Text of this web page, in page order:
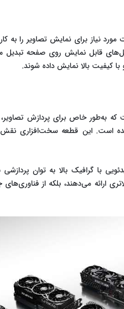
مورد نیاز برای نمایش تصاویر را به
قابل نمایش روی صفحه تبدیل
کیفیت بالا نمایش داده شوند.
به‌طور خاص برای پردازش تصاویر،
شده است. این قطعه سخت‌افزاری
با گرافیک بالا به توان پردازشی
ارائه می‌دهند، بلکه از فناوری‌های